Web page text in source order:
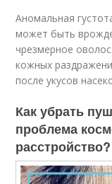
Аномальная
может быть
чрезмерное
кожных
после укусов
Как убрать
проблема
расстройство?